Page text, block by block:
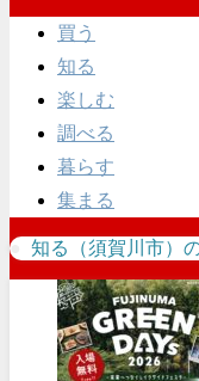
買う
知る
楽しむ
調べる
暮らす
集まる
知る（須賀川市）